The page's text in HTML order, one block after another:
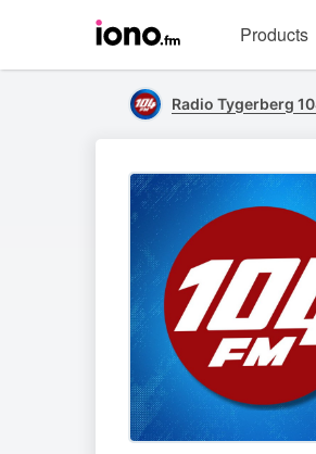
homepage
Products
Radio Tygerberg